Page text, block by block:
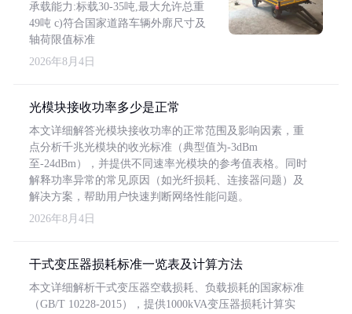
承载能力:标载30-35吨,最大允许总重
49吨 c)符合国家道路车辆外廓尺寸及
轴荷限值标准
2026年8月4日
光模块接收功率多少是正常
本文详细解答光模块接收功率的正常范围及影响因素，重
点分析千兆光模块的收光标准（典型值为-3dBm
至-24dBm），并提供不同速率光模块的参考值表格。同时
解释功率异常的常见原因（如光纤损耗、连接器问题）及
解决方案，帮助用户快速判断网络性能问题。
2026年8月4日
干式变压器损耗标准一览表及计算方法
本文详细解析干式变压器空载损耗、负载损耗的国家标准
（GB/T 10228-2015），提供1000kVA变压器损耗计算实